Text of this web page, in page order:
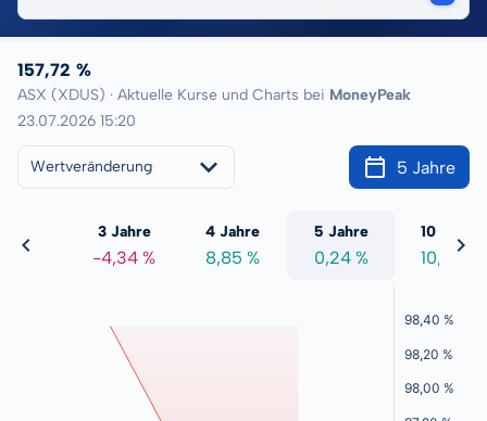
157,72 %
ASX (XDUS) · Aktuelle Kurse und Charts bei MoneyPeak
23.07.2026 15:20
Wertveränderung 5 Jahre
%
3 Jahre
-4,34 %
4 Jahre
8,85 %
5 Jahre
0,24 %
10 Jahre
10,28 %